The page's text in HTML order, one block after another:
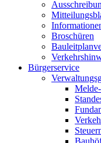
Broschüren
Bürgerservice